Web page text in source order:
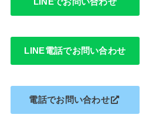
LINE電話でお問い合わせ
電話でお問い合わせ